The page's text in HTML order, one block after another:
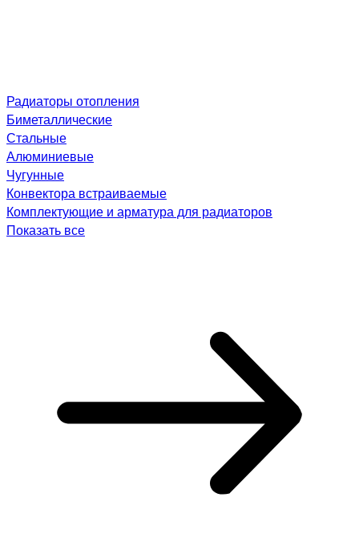
Радиаторы отопления
Биметаллические
Стальные
Алюминиевые
Чугунные
Конвектора встраиваемые
Комплектующие и арматура для радиаторов
Показать все